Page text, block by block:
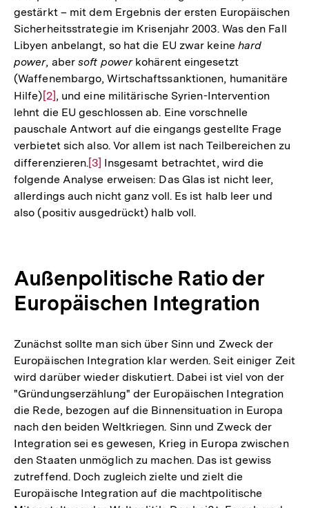
gestärkt – mit dem Ergebnis der ersten Europäischen
Sicherheitsstrategie im Krisenjahr 2003. Was den Fall
Libyen anbelangt, so hat die EU zwar keine hard
power, abersoft powerkohärent eingesetzt
(Waffenembargo, Wirtschaftssanktionen, humanitäre
Hilfe)Zur
Auflösung
der
Fußnote
[2], und eine militärische Syrien-Intervention
lehnt die EU geschlossen ab. Eine vorschnelle
pauschale Antwort auf die eingangs gestellte Frage
verbietet sich also. Vor allem ist nach Teilbereichen zu
differenzieren.Zur
Auflösung
der
Fußnote
[3] Insgesamt betrachtet, wird die
folgende Analyse erweisen: Das Glas ist nicht leer,
allerdings auch nicht ganz voll. Es ist halb leer und
also (positiv ausgedrückt) halb voll.
Außenpolitische Ratio der
Europäischen Integration
Zunächst sollte man sich über Sinn und Zweck der
Europäischen Integration klar werden. Seit einiger Zeit
wird darüber wieder diskutiert. Dabei ist viel von der
"Gründungserzählung" der Europäischen Integration
die Rede, bezogen auf die Binnensituation in Europa
nach den beiden Weltkriegen. Sinn und Zweck der
Integration sei es gewesen, Krieg in Europa zwischen
den Staaten unmöglich zu machen. Das ist gewiss
zutreffend. Doch zugleich zielte und zielt die
Europäische Integration auf die machtpolitische